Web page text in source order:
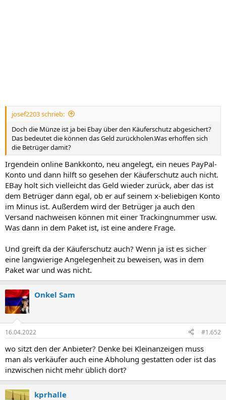
josef2203 schrieb:
Doch die Münze ist ja bei Ebay über den Käuferschutz abgesichert?
Das bedeutet die können das Geld zurückholen.Was erhoffen sich
die Betrüger damit?
Irgendein online Bankkonto, neu angelegt, ein neues PayPal-
Konto und dann hilft so gesehen der Käuferschutz auch nicht.
EBay holt sich vielleicht das Geld wieder zurück, aber das ist
dem Betrüger dann egal, ob er auf seinem x-beliebigen Konto
im Minus ist. Außerdem wird der Betrüger ja auch den
Versand nachweisen können mit einer Trackingnummer usw.
Was dann in dem Paket ist, ist eine andere Frage.
Und greift da der Käuferschutz auch? Wenn ja ist es sicher
eine langwierige Angelegenheit zu beweisen, was in dem
Paket war und was nicht.
Onkel Sam
16.04.2022 #1.652
wo sitzt den der Anbieter? Denke bei Kleinanzeigen muss
man als verkäufer auch eine Abholung gestatten oder ist das
inzwischen nicht mehr üblich dort?
kprhalle